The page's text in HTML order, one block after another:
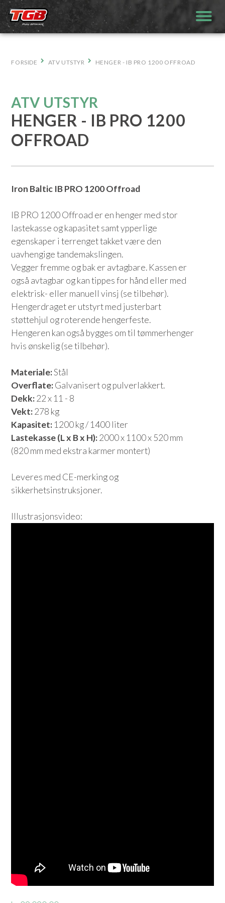
Hopp
til
innhold
FORSIDE ATV UTSTYR HENGER - IB PRO 1200 OFFROAD
ATV UTSTYR
HENGER - IB PRO 1200
OFFROAD
Iron Baltic IB PRO 1200 Offroad
IB PRO 1200 Offroad er en henger med stor
lastekasse og kapasitet samt ypperlige
egenskaper i terrenget takket være den
uavhengige tandemakslingen.
Vegger fremme og bak er avtagbare. Kassen er
også avtagbar og kan tippes for hånd eller med
elektrisk- eller manuell vinsj (se tilbehør).
Hengerdraget er utstyrt med justerbart
støttehjul og roterende hengerfeste.
Hengeren kan også bygges om til tømmerhenger
hvis ønskelig (se tilbehør).
Materiale:Stål
Overflate:Galvanisert og pulverlakkert.
Dekk:22 x 11 - 8
Vekt:278 kg
Kapasitet:1200 kg / 1400 liter
Lastekasse (L x B x H):2000 x 1100 x 520 mm
(820 mm med ekstra karmer montert)
Leveres med CE-merking og
sikkerhetsinstruksjoner.
Illustrasjonsvideo: